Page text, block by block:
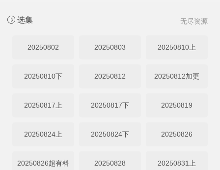
无尽资源
选集
20250802 20250803 20250810上
20250810下 20250812 20250812加更
20250817上 20250817下 20250819
20250824上 20250824下 20250826
20250826超有料 20250828 20250831上